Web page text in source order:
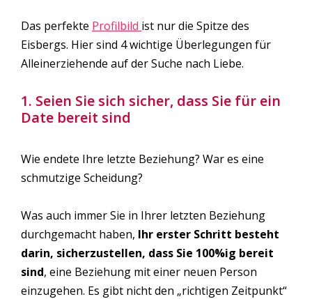
Das perfekte Profilbild ist nur die Spitze des
Eisbergs. Hier sind 4 wichtige Überlegungen für
Alleinerziehende auf der Suche nach Liebe.
1. Seien Sie sich sicher, dass Sie für ein
Date bereit sind
Wie endete Ihre letzte Beziehung? War es eine
schmutzige Scheidung?
Was auch immer Sie in Ihrer letzten Beziehung
durchgemacht haben, Ihr erster Schritt besteht
darin, sicherzustellen, dass Sie 100%ig bereit
sind, eine Beziehung mit einer neuen Person
einzugehen. Es gibt nicht den „richtigen Zeitpunkt“